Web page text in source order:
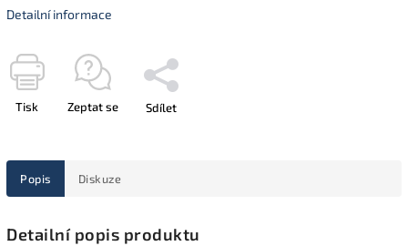
Detailní informace
Tisk Zeptat se Sdílet
Popis Diskuze
Detailní popis produktu